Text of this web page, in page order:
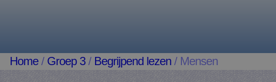
Home/ Groep 3/ Begrijpend lezen / Mensen